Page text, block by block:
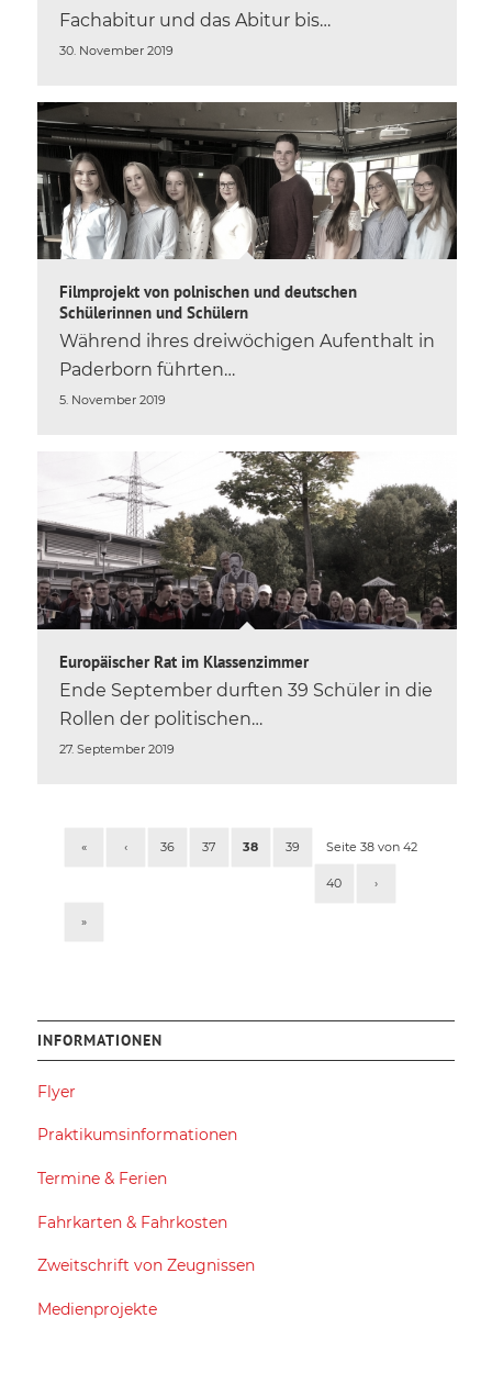
Fachabitur und das Abitur bis…
30. November 2019
Filmprojekt von polnischen und deutschen
Schülerinnen und Schülern
Während ihres dreiwöchigen Aufenthalt in
Paderborn führten…
5. November 2019
Europäischer Rat im Klassenzimmer
Ende September durften 39 Schüler in die
Rollen der politischen…
27. September 2019
Seite 38 von 42
« ‹ 36 37 38 39
40 ›
»
INFORMATIONEN
Flyer
Praktikums­informationen
Termine & Ferien
Fahrkarten & Fahrkosten
Zweitschrift von Zeugnissen
Medienprojekte